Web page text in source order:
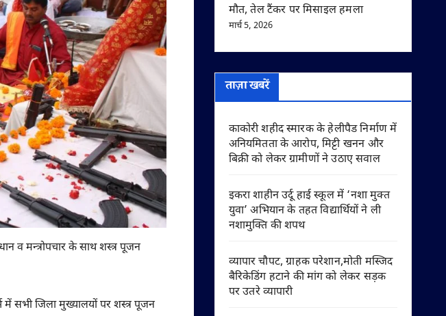
व मन्त्रोपचार के साथ शस्त्र पूजन
में सभी जिला मुख्यालयों पर शस्त्र पूजन
मौत, तेल टैंकर पर मिसाइल हमला
मार्च 5, 2026
ताज़ा खबरें
काकोरी शहीद स्मारक के हेलीपैड निर्माण में
अनियमितता के आरोप, मिट्टी खनन और
बिक्री को लेकर ग्रामीणों ने उठाए सवाल
इकरा शाहीन उर्दू हाई स्कूल में ‘नशा मुक्त
युवा’ अभियान के तहत विद्यार्थियों ने ली
नशामुक्ति की शपथ
व्यापार चौपट, ग्राहक परेशान,मोती मस्जिद
बैरिकेडिंग हटाने की मांग को लेकर सड़क
पर उतरे व्यापारी